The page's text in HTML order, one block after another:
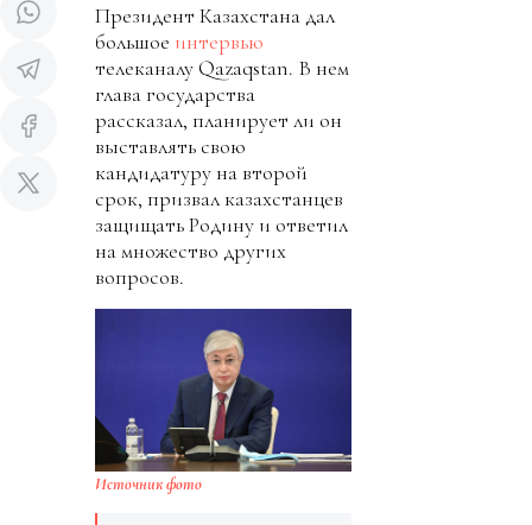
Президент Казахстана дал
большое интервью
телеканалу Qazaqstan. В нем
глава государства
рассказал, планирует ли он
выставлять свою
кандидатуру на второй
срок, призвал казахстанцев
защищать Родину и ответил
на множество других
вопросов.
Источник фото